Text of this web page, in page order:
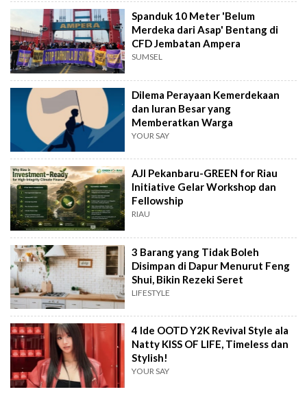
Spanduk 10 Meter 'Belum
Merdeka dari Asap' Bentang di
CFD Jembatan Ampera
SUMSEL
Dilema Perayaan Kemerdekaan
dan Iuran Besar yang
Memberatkan Warga
YOUR SAY
AJI Pekanbaru-GREEN for Riau
Initiative Gelar Workshop dan
Fellowship
RIAU
3 Barang yang Tidak Boleh
Disimpan di Dapur Menurut Feng
Shui, Bikin Rezeki Seret
LIFESTYLE
4 Ide OOTD Y2K Revival Style ala
Natty KISS OF LIFE, Timeless dan
Stylish!
YOUR SAY